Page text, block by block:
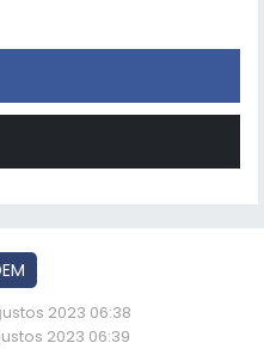
2023 06:38
2023 06:39